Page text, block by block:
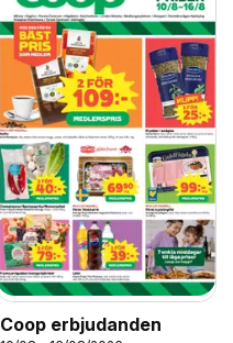
Coop erbjudanden